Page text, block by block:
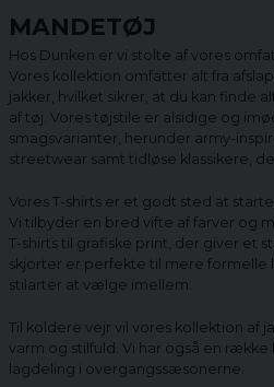
MANDETØJ
Hos Dunken er vi stolte af vores
Vores kollektion omfatter alt fra
jakker, hvilket sikrer, at du kan finde
af tøj. Vores tøjstile er alsidige og
smagsvarianter, herunder army-
streetwear samt tidløse klassikere,
Vores T-shirts er et godt sted at
Vi tilbyder en bred vifte af farver og
T-shirts til grafiske print, der giver et
skjorter er perfekte til mere formelle
stilarter at vælge imellem.
Til koldere vejr vil vores kollektion af
varm og stilfuld. Vi har også en
lagdeling i overgangssæsonerne.